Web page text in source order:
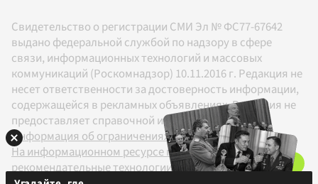
Свидетельство о регистрации СМИ Эл № ФС77-67642
выдано федеральной службой по надзору в сфере
связи, информационных технологий и массовых
коммуникаций (Роскомнадзор) 10.11.2016 г. Редакция не
несет ответственности за достоверность информации,
содержащейся в рекламных объявлениях. Редакция не
предоставляет справочной информации.
Информация об ограничениях
На информационном ресурсе применяются
рекомендательные технологии в соответствии с